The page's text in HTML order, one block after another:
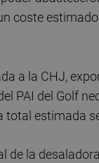
coste
a la CHJ,
PAI del Golf
total estimada
de la